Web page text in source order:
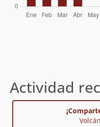
Actividad